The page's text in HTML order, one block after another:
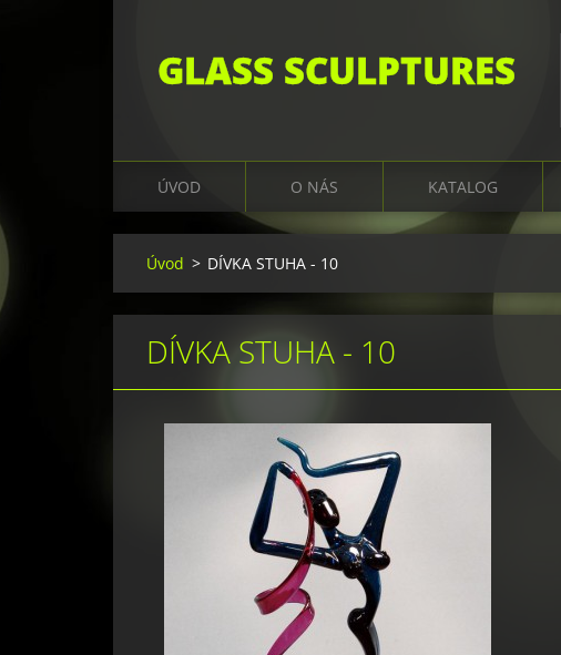
GLASS SCULPTURES
ÚVOD O NÁS KATALOG
Úvod > DÍVKA STUHA - 10
DÍVKA STUHA - 10